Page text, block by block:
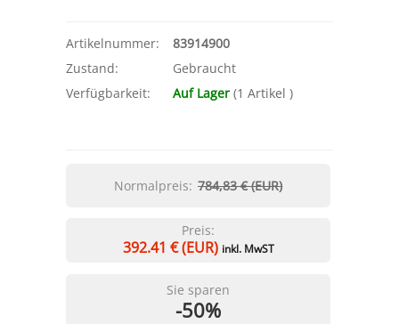
Artikelnummer:
83914900
Zustand:
Gebraucht
Verfügbarkeit:
Auf Lager (1 Artikel )
Normalpreis: 784,83 € (EUR)
Preis:
392.41 € (EUR) inkl. MwST
Sie sparen
-50%